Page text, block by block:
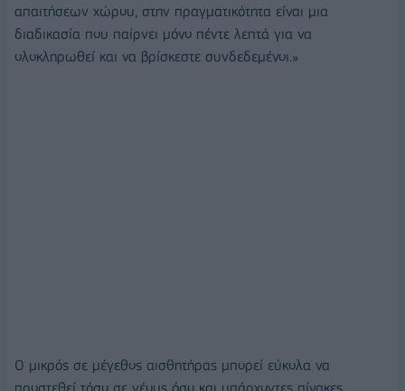
απαιτήσεων χώρου, στην πραγματικότητα είναι μια
διαδικασία που παίρνει μόνο πέντε λεπτά για να
ολοκληρωθεί και να βρίσκεστε συνδεδεμένοι.»
Ο μικρός σε μέγεθος αισθητήρας μπορεί εύκολα να
προστεθεί τόσο σε νέους όσο και υπάρχοντες πίνακες